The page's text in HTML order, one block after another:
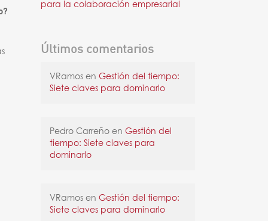
para la colaboración empresarial
Últimos comentarios
VRamosen Gestión del tiempo:
Siete claves para dominarlo
Pedro Carreñoen Gestión del
tiempo: Siete claves para
dominarlo
VRamosen Gestión del tiempo:
Siete claves para dominarlo